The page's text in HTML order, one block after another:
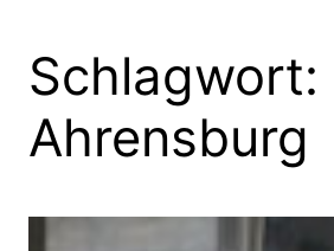
Schlagwort:
Ahrensburg